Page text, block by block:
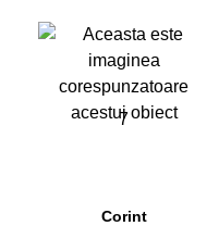
7
Corint